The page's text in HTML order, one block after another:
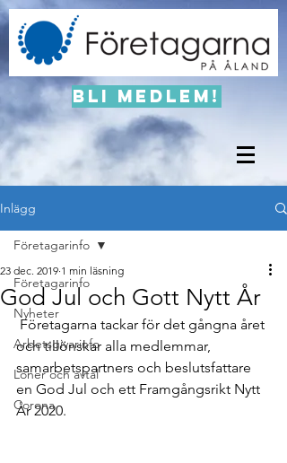
Bli medlem!
Inlägg
Företagarinfo
Nyheter
Arbetsgivarinfo
Löner och avtal
Corona
Företagarinfo
God Jul och Gott Nytt År
23 dec. 2019 1 min läsning
och tillönskar alla medlemmar,
samarbetspartners och beslutsfattare
en God Jul och ett Framgångsrikt Nytt
År 2020.